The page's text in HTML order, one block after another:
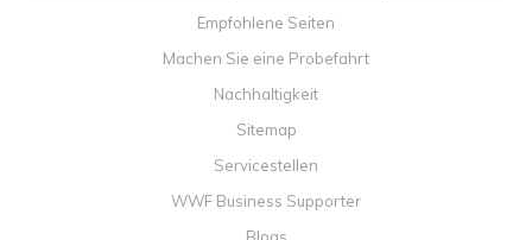
Empfohlene Seiten
Machen Sie eine Probefahrt
Nachhaltigkeit
Sitemap
Servicestellen
WWF Business Supporter